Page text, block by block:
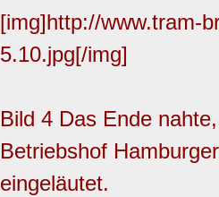
[img]http://www.tram-
5.10.jpg[/img]
Bild 4 Das Ende
Betriebshof
eingeläutet.